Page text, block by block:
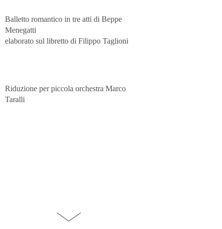
Balletto romantico in tre atti di Beppe
Menegatti
elaborato sul libretto di Filippo Taglioni
Riduzione per piccola orchestra Marco
Taralli